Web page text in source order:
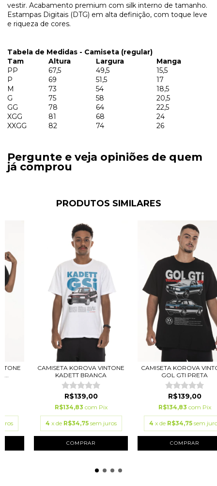
vestir. Acabamento premium com silk interno de tamanho.
Estampas Digitais (DTG) em alta definição, com toque leve
e riqueza de cores.
Tabela de Medidas - Camiseta (regular)
Tam
Altura Largura
Manga
PP
67,5 49,5
15,5
P
69 51,5
17
M
73 54
18,5
G
75 58
20,5
GG
78 64
22,5
XGG
81 68
24
XXGG
82 74 26
Pergunte e veja opiniões de quem
já comprou
PRODUTOS SIMILARES
CAMISETA KOROVA VINTONE
KADETT BRANCA
R$139,00
R$134,83 com Pix
4 x de R$34,75 sem juros
COMPRAR
CAMISETA KOROVA
GOL GTI PRETA
R$139,00
R$134,83 com Pix
4 x de R$34,75 sem
COMPRAR